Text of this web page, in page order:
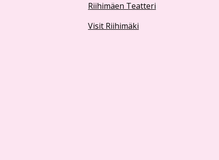
Riihimäen Teatteri
Visit Riihimäki